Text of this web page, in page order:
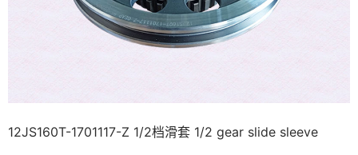
12JS160T-1701117-Z 1/2档滑套 1/2 gear slide sleeve